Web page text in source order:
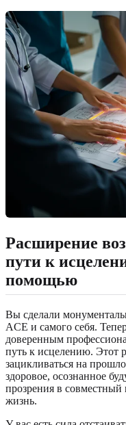
Расширение
пути к
помощью
Вы сделали
ACE и самого себя.
доверенным
путь к исцелению. Этот
зацикливаться на
здоровое, осознанное
прозрения в
жизнь.